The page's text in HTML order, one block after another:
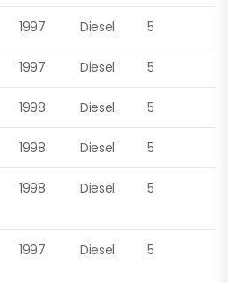
1997 Diesel 5
1997 Diesel 5
1998 Diesel 5
1998 Diesel 5
1998 Diesel 5
1997 Diesel 5